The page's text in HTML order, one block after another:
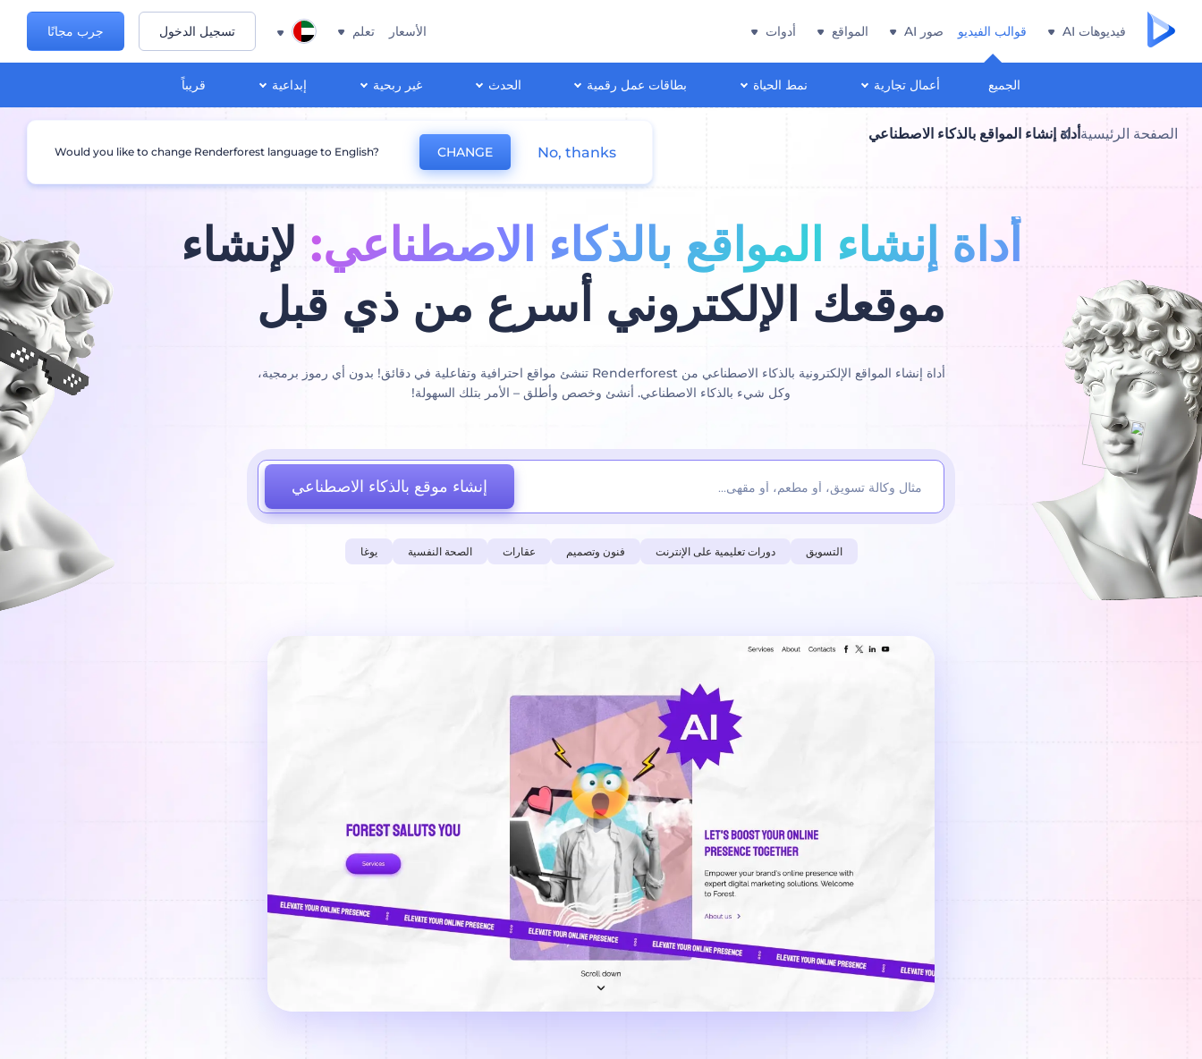
فيديوهات AI قوالب الفيديو
الجميع أعمال تجارية نمط الحياة بطاقات عمل رقمية الحدث غير ربحية إبداعية قريباً
صور AI المواقع أدوات الأسعار تعلم تسجيل الدخول جرب مجانًا
الصفحة الرئيسيةأداة إنشاء المواقع بالذكاء الاصطناعي
أداة إنشاء المواقع بالذكاء الاصطناعي: لإنشاء
موقعك الإلكتروني أسرع من ذي قبل
أداة إنشاء المواقع الإلكترونية بالذكاء الاصطناعي من Renderforest تنشئ مواقع احترافية وتفاعلية في دقائق! بدون أي رموز برمجية،
وكل شيء بالذكاء الاصطناعي. أنشئ وخصص وأطلق – الأمر بتلك السهولة!
إنشاء موقع بالذكاء الاصطناعي
التسويق دورات تعليمية على الإنترنت فنون وتصميم عقارات الصحة النفسية يوغا
Would you like to change Renderforest language to English? CHANGE No, thanks